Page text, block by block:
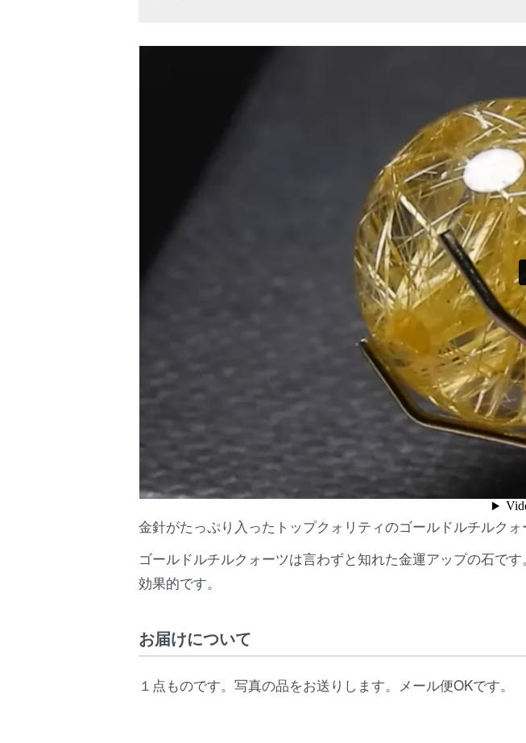
金針がたっぷり入ったトップクォリティのゴールドルチルクォ
ゴールドルチルクォーツは言わずと知れた金運アップの石で
効果的です。
お届けについて
１点ものです。写真の品をお送りします。メール便OKです。